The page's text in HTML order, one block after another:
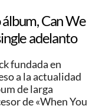
Can We
adelanto
fundada en
a la actualidad
de larga
de «When You